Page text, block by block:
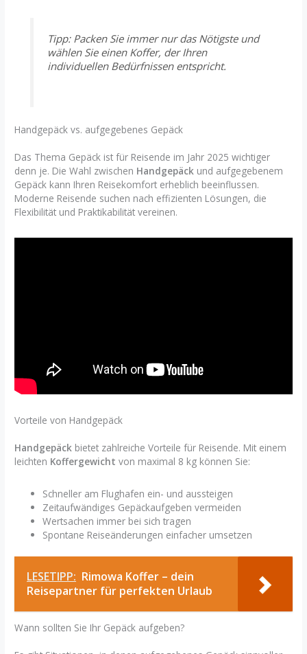
Tipp: Packen Sie immer nur das Nötigste und
wählen Sie einen Koffer, der Ihren
individuellen Bedürfnissen entspricht.
Handgepäck vs. aufgegebenes Gepäck
Das Thema Gepäck ist für Reisende im Jahr 2025 wichtiger
denn je. Die Wahl zwischen Handgepäck und aufgegebenem
Gepäck kann Ihren Reisekomfort erheblich beeinflussen.
Moderne Reisende suchen nach effizienten Lösungen, die
Flexibilität und Praktikabilität vereinen.
Vorteile von Handgepäck
Handgepäck bietet zahlreiche Vorteile für Reisende. Mit einem
leichten Koffergewicht von maximal 8 kg können Sie:
Schneller am Flughafen ein- und aussteigen
Zeitaufwändiges Gepäckaufgeben vermeiden
Wertsachen immer bei sich tragen
Spontane Reiseänderungen einfacher umsetzen
LESETIPP: Rimowa Koffer – dein
Reisepartner für perfekten Urlaub
Wann sollten Sie Ihr Gepäck aufgeben?